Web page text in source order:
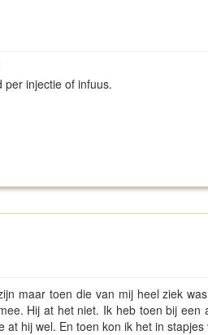
per injectie of infuus.
maar toen die van mij heel ziek
Hij at het niet. Ik heb toen bij
at hij wel. En toen kon ik het in